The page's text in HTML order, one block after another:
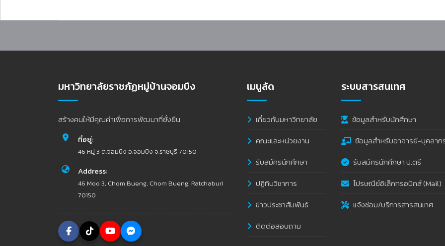
มหาวิทยาลัยราชภัฏหมู่บ้านจอมบึง
สร้างคนให้มีคุณค่าเพื่อการพัฒนาที่ยั่งยืน
ที่อยู่:
46 หมู่ 3 ต.จอมบึง อ.จอมบึง จ.ราชบุรี 70150
Address:
46 Moo 3, Chom Bueng, Chom Bueng, Ratchaburi
70150
เมนูลัด
เกี่ยวกับมหาวิทยาลัย
คณะและหน่วยงาน
รับสมัครนักศึกษา
ปฏิทินวิชาการ
ข่าวประชาสัมพันธ์
ติดต่อสอบถาม
ระบบสารสนเทศ
ข้อมูลสำหรับนักศึกษา
ข้อมูลสำหรับอาจารย์-บุคลาก
รับสมัครนักศึกษา ป.ตรี
ไปรษณีย์อิเล็กทรอนิกส์ (Mail)
แจ้งซ่อม/บริการสารสนเทศ